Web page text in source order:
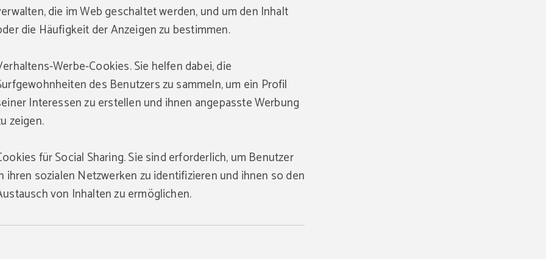
die im Web geschaltet werden, und um den Inhalt
die Häufigkeit der Anzeigen zu bestimmen.
Werbe-Cookies. Sie helfen dabei, die
des Benutzers zu sammeln, um ein Profil
Interessen zu erstellen und ihnen angepasste Werbung
zeigen.
für Social Sharing. Sie sind erforderlich, um Benutzer
ihren sozialen Netzwerken zu identifizieren und ihnen so den
von Inhalten zu ermöglichen.